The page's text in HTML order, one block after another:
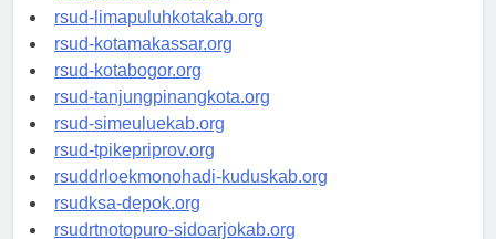
rsud-pasuruankota.org
rsud-limapuluhkotakab.org
rsud-kotamakassar.org
rsud-kotabogor.org
rsud-tanjungpinangkota.org
rsud-simeuluekab.org
rsud-tpikepriprov.org
rsuddrloekmonohadi-kuduskab.org
rsudksa-depok.org